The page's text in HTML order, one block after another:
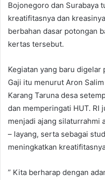
Bojonegoro dan Surabaya
kreatifitasnya dan
berbahan dasar potongan
kertas tersebut.
Kegiatan yang baru
Gaji itu menurut Aron
Karang Taruna desa
dan memperingati HUT. RI
menjadi ajang silaturrahmi
– layang, serta sebagai
meningkatkan
” Kita berharap dengan